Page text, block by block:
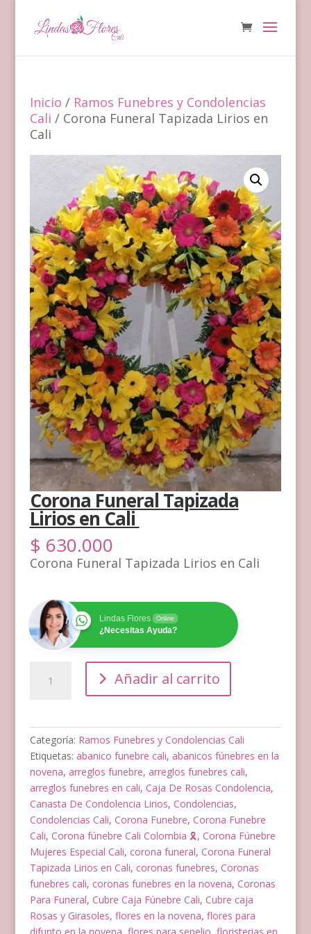
Inicio / Ramos Funebres y Condolencias
Cali / Corona Funeral Tapizada Lirios en
Cali
Corona Funeral Tapizada
Lirios en Cali
$ 630.000
Corona Funeral Tapizada Lirios en Cali
Lindas Flores Online
¿Necesitas Ayuda?
Funeral
en
Cali
cantidad
Añadir al carrito
Categoría: Ramos Funebres y Condolencias Cali
Etiquetas: abanico funebre cali, abanicos fúnebres en la
novena, arreglos funebre, arreglos funebres cali,
arreglos funebres en cali, Caja De Rosas Condolencia,
Canasta De Condolencia Lirios, Condolencias,
Condolencias Cali, Corona Funebre, Corona Funebre
Cali, Corona fúnebre Cali Colombia 🎗️, Corona Fúnebre
Mujeres Especial Cali, corona funeral, Corona Funeral
Tapizada Lirios en Cali, coronas funebres, Coronas
funebres cali, coronas funebres en la novena, Coronas
Para Funeral, Cubre Caja Fúnebre Cali, Cubre caja
Rosas y Girasoles, flores en la novena, flores para